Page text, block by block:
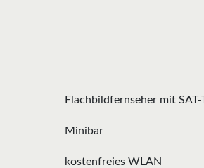
Flachbildfernseher mit SAT-
Minibar
kostenfreies WLAN